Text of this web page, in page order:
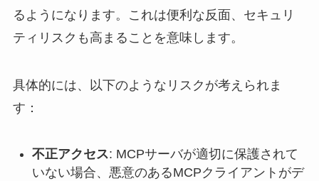
るようになります。これは便利な反面、セキュリ
ティリスクも高まることを意味します。
具体的には、以下のようなリスクが考えられま
す：
不正アクセス: MCPサーバが適切に保護されて
いない場合、悪意のあるMCPクライアントがデ